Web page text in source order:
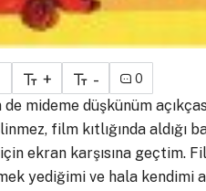
+ - 0
mideme düşkünüm
film kıtlığında aldığı
ekran karşısına geçtim.
yediğimi ve hala kendimi